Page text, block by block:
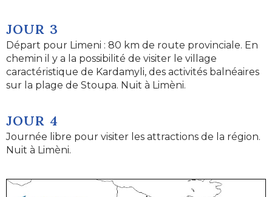
JOUR 3
Départ pour Limeni : 80 km de route provinciale. En
chemin il y a la possibilité de visiter le village
caractéristique de Kardamyli, des activités balnéaires
sur la plage de Stoupa. Nuit à Limèni.
JOUR 4
Journée libre pour visiter les attractions de la région.
Nuit à Limèni.